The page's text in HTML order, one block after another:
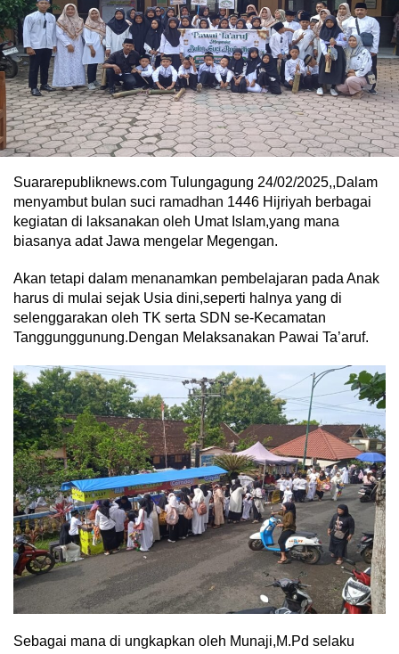
Suararepubliknews.com Tulungagung 24/02/2025,,Dalam
menyambut bulan suci ramadhan 1446 Hijriyah berbagai
kegiatan di laksanakan oleh Umat Islam,yang mana
biasanya adat Jawa mengelar Megengan.
Akan tetapi dalam menanamkan pembelajaran pada Anak
harus di mulai sejak Usia dini,seperti halnya yang di
selenggarakan oleh TK serta SDN se-Kecamatan
Tanggunggunung.Dengan Melaksanakan Pawai Ta’aruf.
Sebagai mana di ungkapkan oleh Munaji,M.Pd selaku